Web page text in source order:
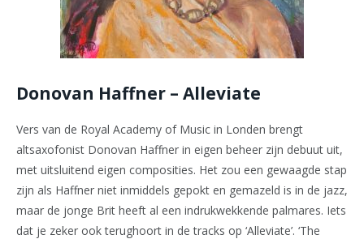
Donovan Haffner – Alleviate
Vers van de Royal Academy of Music in Londen brengt
altsaxofonist Donovan Haffner in eigen beheer zijn debuut uit,
met uitsluitend eigen composities. Het zou een gewaagde stap
zijn als Haffner niet inmiddels gepokt en gemazeld is in de jazz,
maar de jonge Brit heeft al een indrukwekkende palmares. Iets
dat je zeker ook terughoort in de tracks op ‘Alleviate’. ‘The